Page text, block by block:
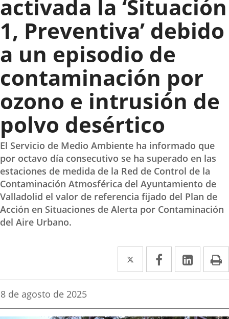
activada la ‘Situación
1, Preventiva’ debido
a un episodio de
contaminación por
ozono e intrusión de
polvo desértico
El Servicio de Medio Ambiente ha informado que
por octavo día consecutivo se ha superado en las
estaciones de medida de la Red de Control de la
Contaminación Atmosférica del Ayuntamiento de
Valladolid el valor de referencia fijado del Plan de
Acción en Situaciones de Alerta por Contaminación
del Aire Urbano.
Twitter
Enlace
a
aplicación
Facebook
Enlace
a
aplicación
Enlace
a
Fecha
la
8 de agosto de 2025